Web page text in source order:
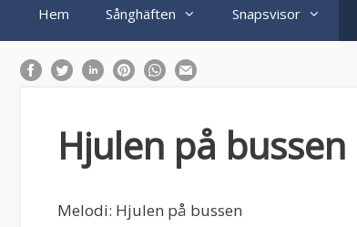
Hem Sånghäften Snapsvisor
Hjulen på bussen
Melodi: Hjulen på bussen